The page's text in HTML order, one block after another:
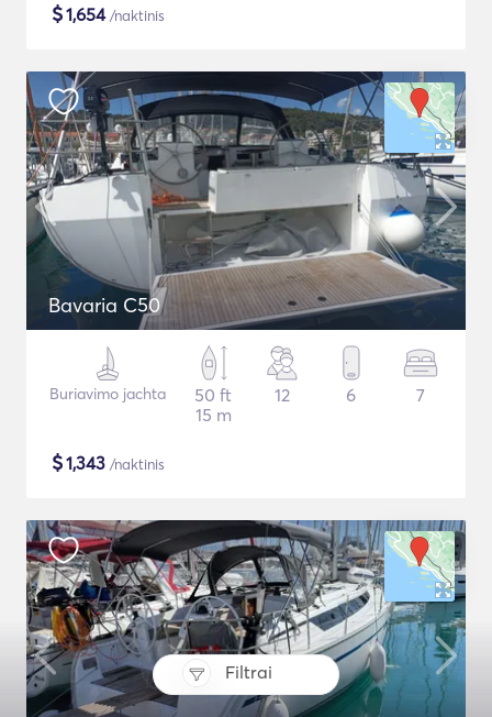
Filtrai
$1,654/naktinis
Bavaria C50
Buriavimo jachta
50 ft
15 m
12 6 7
$1,343 /naktinis